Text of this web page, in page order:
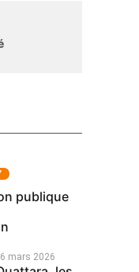
publique
mars 2026